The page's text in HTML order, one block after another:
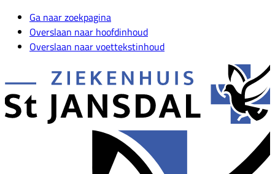
Ga naar zoekpagina
Overslaan naar hoofdinhoud
Overslaan naar voettekstinhoud